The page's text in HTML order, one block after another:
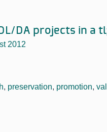
DA projects in a
2012
, preservation, promotion,